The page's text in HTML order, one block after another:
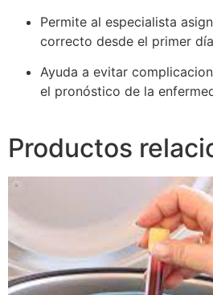
Permite al especialista
correcto desde el primer
Ayuda a evitar
el pronóstico de la
Productos